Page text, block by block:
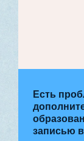
Есть
записью